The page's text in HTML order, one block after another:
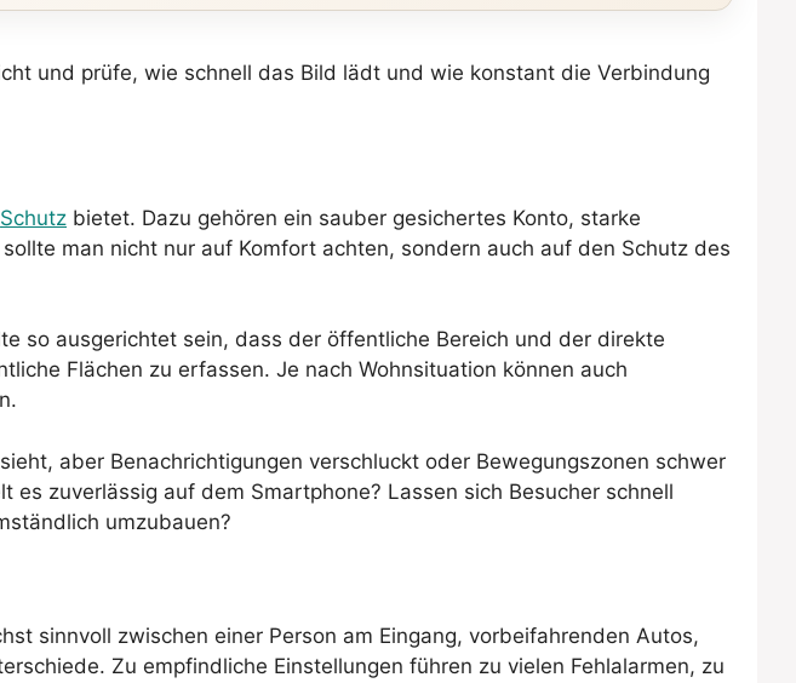
und prüfe, wie schnell das Bild lädt und wie konstant die Verbindung
Schutz bietet. Dazu gehören ein sauber gesichertes Konto, starke
man nicht nur auf Komfort achten, sondern auch auf den Schutz des
so ausgerichtet sein, dass der öffentliche Bereich und der direkte
Flächen zu erfassen. Je nach Wohnsituation können auch
aber Benachrichtigungen verschluckt oder Bewegungszonen schwer
zuverlässig auf dem Smartphone? Lassen sich Besucher schnell
umzubauen?
sinnvoll zwischen einer Person am Eingang, vorbeifahrenden Autos,
Zu empfindliche Einstellungen führen zu vielen Fehlalarmen, zu